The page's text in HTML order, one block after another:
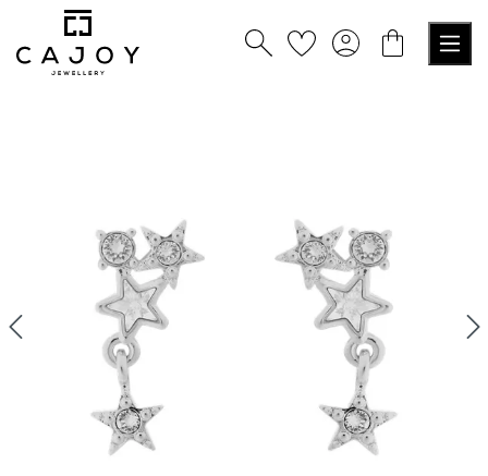
springen